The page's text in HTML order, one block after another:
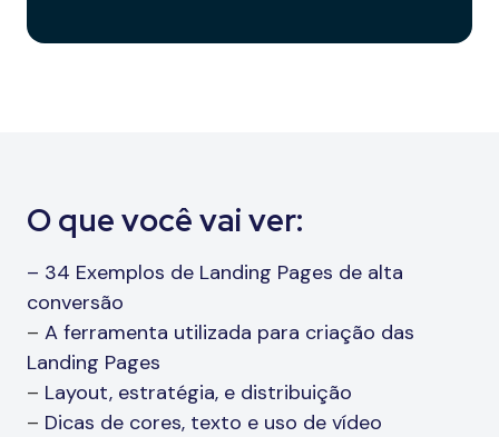
O que você vai ver:
– 34 Exemplos de Landing Pages de alta
conversão
– A ferramenta utilizada para criação das
Landing Pages
– Layout, estratégia, e distribuição
– Dicas de cores, texto e uso de vídeo